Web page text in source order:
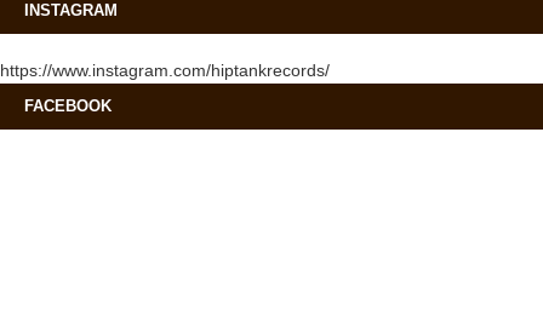
INSTAGRAM
https://www.instagram.com/hiptankrecords/
FACEBOOK